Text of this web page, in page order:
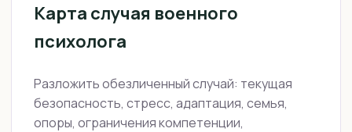
Карта случая военного
психолога
Разложить обезличенный случай: текущая
безопасность, стресс, адаптация, семья,
опоры, ограничения компетенции,